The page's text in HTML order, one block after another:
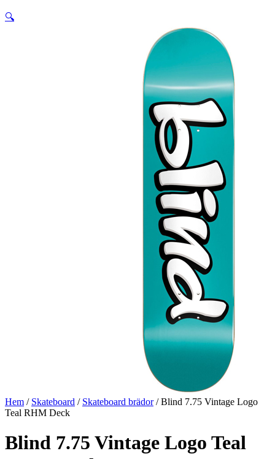
🔍
Hem / Skateboard / Skateboard brädor/ Blind 7.75 Vintage Logo
Teal RHM Deck
Blind 7.75 Vintage Logo Teal